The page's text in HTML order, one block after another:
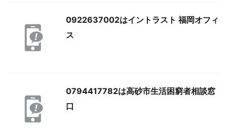
0922637002はイントラスト 福岡オフィ
ス
0794417782は高砂市生活困窮者相談窓
口